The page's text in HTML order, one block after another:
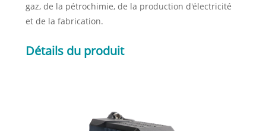
gaz, de la pétrochimie, de la production d'électricité
et de la fabrication.
Détails du produit